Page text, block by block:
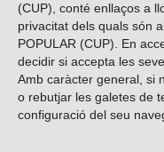
(CUP), conté enllaços a
privacitat dels quals són
POPULAR (CUP). En
decidir si accepta les
Amb caràcter general, si
o rebutjar les galetes de
configuració del seu